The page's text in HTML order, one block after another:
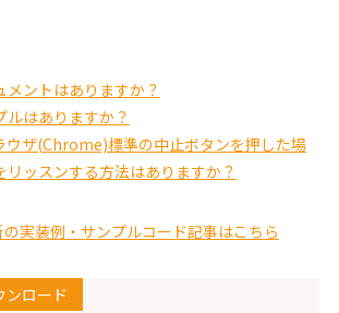
メントはありますか？
ルはありますか？
ウザ(Chrome)標準の中止ボタンを押した場
ッスンする方法はありますか？
実装例・サンプルコード記事はこちら
ンロード